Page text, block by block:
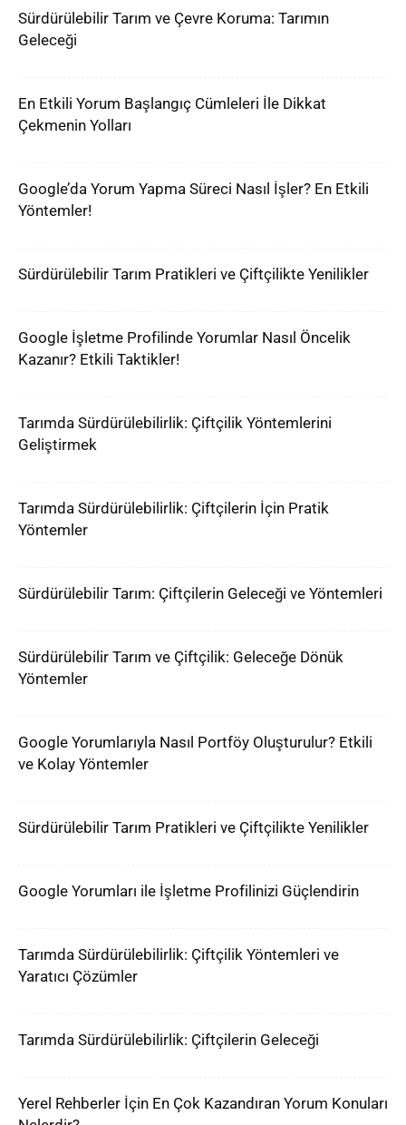
Sürdürülebilir Tarım ve Çevre Koruma: Tarımın
Geleceği
En Etkili Yorum Başlangıç Cümleleri İle Dikkat
Çekmenin Yolları
Google’da Yorum Yapma Süreci Nasıl İşler? En Etkili
Yöntemler!
Sürdürülebilir Tarım Pratikleri ve Çiftçilikte Yenilikler
Google İşletme Profilinde Yorumlar Nasıl Öncelik
Kazanır? Etkili Taktikler!
Tarımda Sürdürülebilirlik: Çiftçilik Yöntemlerini
Geliştirmek
Tarımda Sürdürülebilirlik: Çiftçilerin İçin Pratik
Yöntemler
Sürdürülebilir Tarım: Çiftçilerin Geleceği ve Yöntemleri
Sürdürülebilir Tarım ve Çiftçilik: Geleceğe Dönük
Yöntemler
Google Yorumlarıyla Nasıl Portföy Oluşturulur? Etkili
ve Kolay Yöntemler
Sürdürülebilir Tarım Pratikleri ve Çiftçilikte Yenilikler
Google Yorumları ile İşletme Profilinizi Güçlendirin
Tarımda Sürdürülebilirlik: Çiftçilik Yöntemleri ve
Yaratıcı Çözümler
Tarımda Sürdürülebilirlik: Çiftçilerin Geleceği
Yerel Rehberler İçin En Çok Kazandıran Yorum Konuları